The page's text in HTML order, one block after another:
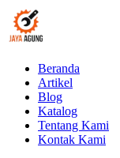
Beranda
Artikel
Blog
Katalog
Tentang Kami
Kontak Kami